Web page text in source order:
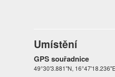
Umístění
GPS souřadnice
49°30'3.881"N,